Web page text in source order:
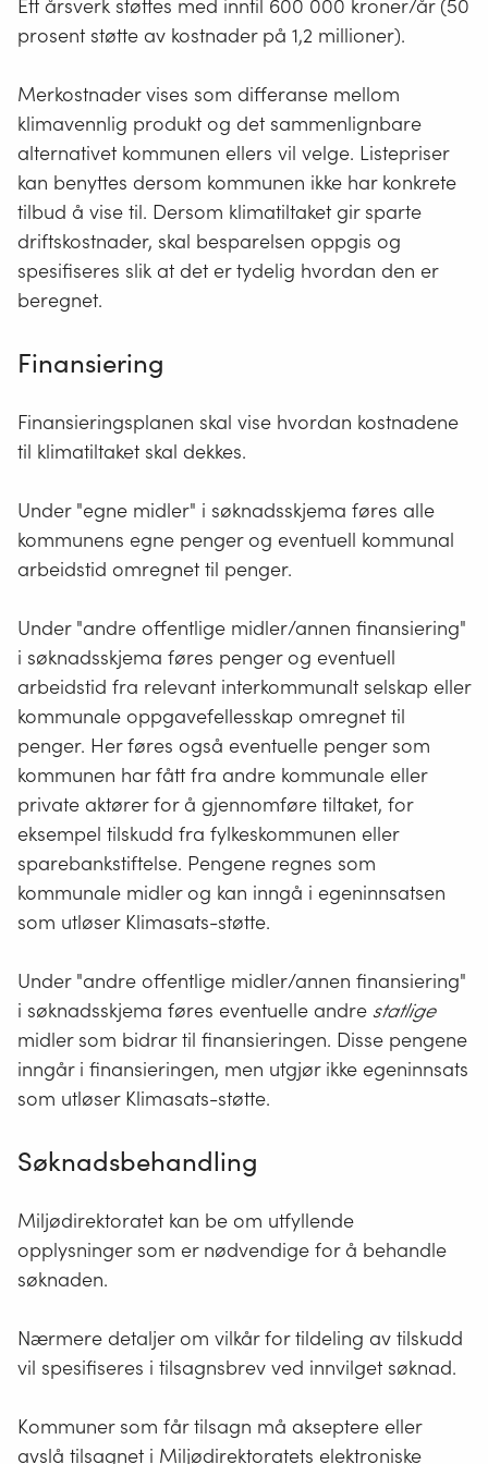
analyser, strategier, planer og
konsekvensutredninger som
Eventuelle ekstra kostnader eller
besparelser forbundet med
Andre positive eller negative effekter
med klimatiltakene skal vurderes.
Den ferdige kartleggingen
skal sammenstilles til et
beslutningsgrunnlag for kommunen.
Beslutningsgrunnlaget skal sendes til
gjort offentlig tilgjengelig slik at andre
lett kan dra nytte av arbeidet.
til bygget, ved oppføring og i drift. Det
er en forutsetning at de helhetlige
Klimasats-støtte bare kan dekke noen
av klimaløsningene. For eksempel
støtter Klimasats normalt ikke
energitiltak i bygg.
Det er krav om klimagassregnskap for
byggprosjekter som får støtte fra
Klimasats. Klimagassregnskapet må
være i tråd med norsk standard for
Merkostnadene knyttet til
dokumenteres i rapporter og
regnskap.
Ett årsverk støttes med inntil 600 000 kroner/år (50
prosent støtte av kostnader på 1,2 millioner).
Merkostnader vises som differanse mellom
klimavennlig produkt og det sammenlignbare
alternativet kommunen ellers vil velge. Listepriser
kan benyttes dersom kommunen ikke har konkrete
tilbud å vise til. Dersom klimatiltaket gir sparte
driftskostnader, skal besparelsen oppgis og
spesifiseres slik at det er tydelig hvordan den er
beregnet.
Finansiering
Finansieringsplanen skal vise hvordan kostnadene
til klimatiltaket skal dekkes.
Under "egne midler" i søknadsskjema føres alle
kommunens egne penger og eventuell kommunal
arbeidstid omregnet til penger.
Under "andre offentlige midler/annen finansiering"
i søknadsskjema føres penger og eventuell
arbeidstid fra relevant interkommunalt selskap eller
kommunale oppgavefellesskap omregnet til
penger. Her føres også eventuelle penger som
kommunen har fått fra andre kommunale eller
private aktører for å gjennomføre tiltaket, for
eksempel tilskudd fra fylkeskommunen eller
sparebankstiftelse. Pengene regnes som
kommunale midler og kan inngå i egeninnsatsen
som utløser Klimasats-støtte.
Under "andre offentlige midler/annen finansiering"
i søknadsskjema føres eventuelle andre statlige
midler som bidrar til finansieringen. Disse pengene
inngår i finansieringen, men utgjør ikke egeninnsats
som utløser Klimasats-støtte.
Søknadsbehandling
Miljødirektoratet kan be om utfyllende
opplysninger som er nødvendige for å behandle
søknaden.
Nærmere detaljer om vilkår for tildeling av tilskudd
vil spesifiseres i tilsagnsbrev ved innvilget søknad.
Kommuner som får tilsagn må akseptere eller
avslå tilsagnet i Miljødirektoratets elektroniske